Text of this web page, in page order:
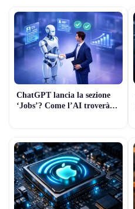
ChatGPT lancia la sezione
‘Jobs’? Come l’AI troverà